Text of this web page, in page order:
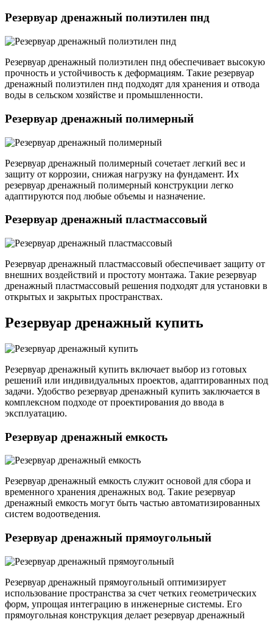
Резервуар дренажный полиэтилен пнд
Резервуар дренажный полиэтилен пнд обеспечивает высокую
прочность и устойчивость к деформациям. Такие резервуар
дренажный полиэтилен пнд подходят для хранения и отвода
воды в сельском хозяйстве и промышленности.
Резервуар дренажный полимерный
Резервуар дренажный полимерный сочетает легкий вес и
защиту от коррозии, снижая нагрузку на фундамент. Их
резервуар дренажный полимерный конструкции легко
адаптируются под любые объемы и назначение.
Резервуар дренажный пластмассовый
Резервуар дренажный пластмассовый обеспечивает защиту от
внешних воздействий и простоту монтажа. Такие резервуар
дренажный пластмассовый решения подходят для установки в
открытых и закрытых пространствах.
Резервуар дренажный купить
Резервуар дренажный купить включает выбор из готовых
решений или индивидуальных проектов, адаптированных под
задачи. Удобство резервуар дренажный купить заключается в
комплексном подходе от проектирования до ввода в
эксплуатацию.
Резервуар дренажный емкость
Резервуар дренажный емкость служит основой для сбора и
временного хранения дренажных вод. Такие резервуар
дренажный емкость могут быть частью автоматизированных
систем водоотведения.
Резервуар дренажный прямоугольный
Резервуар дренажный прямоугольный оптимизирует
использование пространства за счет четких геометрических
форм, упрощая интеграцию в инженерные системы. Его
прямоугольная конструкция делает резервуар дренажный